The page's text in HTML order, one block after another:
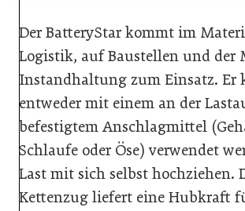
Der BatteryStar kommt im
Logistik, auf Baustellen und der
Instandhaltung zum Einsatz. Er
entweder mit einem an der
befestigtem Anschlagmittel
Schlaufe oder Öse) verwendet
Last mit sich selbst hochziehen.
Kettenzug liefert eine Hubkraft